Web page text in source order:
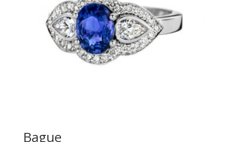
Bague